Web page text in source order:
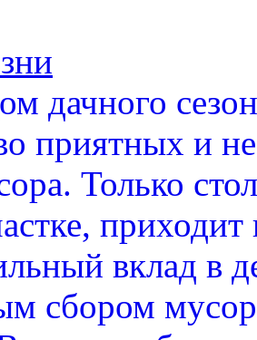
дачного
приятных и
Только
вклад в
сбором